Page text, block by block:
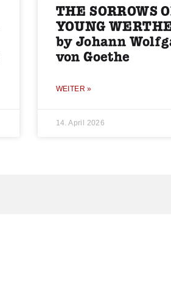
THE SORROWS
YOUNG
by Johann
von Goethe
WEITER »
14. April 2026